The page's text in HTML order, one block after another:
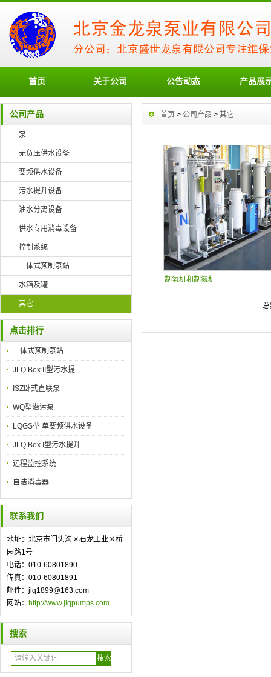
首页 关于公司 公告动态 产品展
公司产品
泵
无负压供水设备
变频供水设备
污水提升设备
油水分离设备
供水专用消毒设备
控制系统
一体式预制泵站
水箱及罐
其它
点击排行
一体式预制泵站
JLQ Box II型污水提
ISZ卧式直联泵
WQ型潜污泵
LQGS型 单变频供水设备
JLQ Box I型污水提升
远程监控系统
自洁消毒器
联系我们
地址：北京市门头沟区石龙工业区桥
园路1号
电话：010-60801890
传真：010-60801891
邮件：jlq1899@163.com
网站： http://www.jlqpumps.com
搜索
首页 > 公司产品 > 其它
制氧机和制氮机